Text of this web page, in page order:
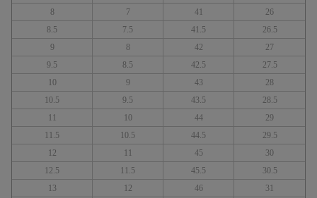
8
7 41
26
8.5
7.5 41.5
26.5
9
8 42
27
9.5
8.5 42.5
27.5
10
9 43
28
10.5
9.5 43.5
28.5
11
10 44
29
11.5
10.5 44.5
29.5
12
11 45
30
12.5
11.5 45.5
30.5
13
12 46
31